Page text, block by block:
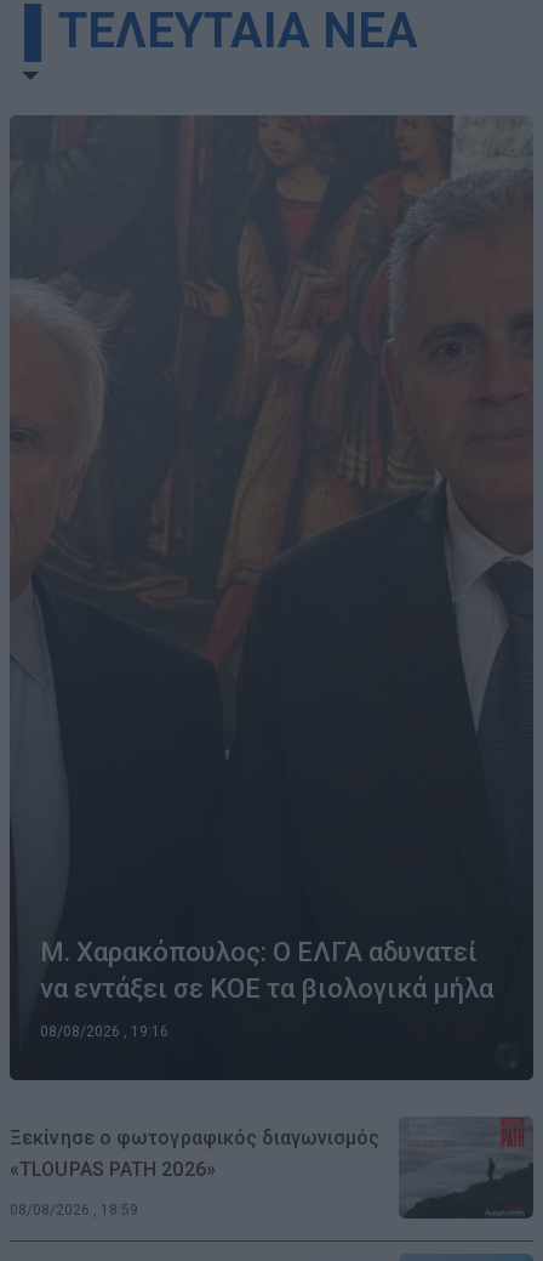
▌ΤΕΛΕΥΤΑΙΑ ΝΕΑ
Μ. Χαρακόπουλος: Ο ΕΛΓΑ αδυνατεί
να εντάξει σε ΚΟΕ τα βιολογικά μήλα
08/08/2026 , 19:16
Ξεκίνησε ο φωτογραφικός διαγωνισμός
«TLOUPAS PATH 2026»
08/08/2026 , 18:59